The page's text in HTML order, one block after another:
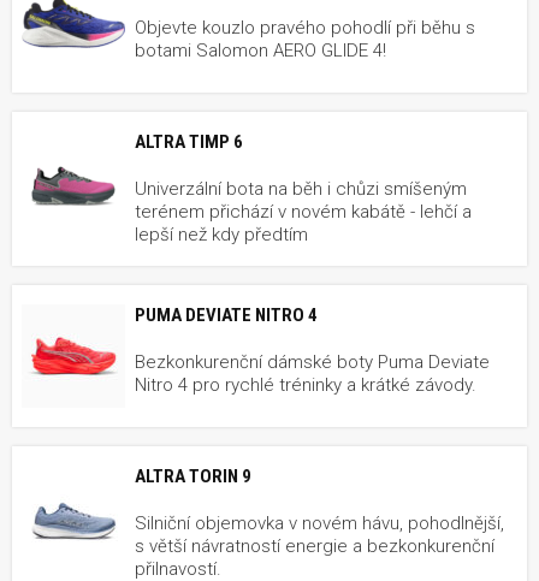
Objevte kouzlo pravého pohodlí při běhu s
botami Salomon AERO GLIDE 4!
ALTRA TIMP 6
Univerzální bota na běh i chůzi smíšeným
terénem přichází v novém kabátě - lehčí a
lepší než kdy předtím
PUMA DEVIATE NITRO 4
Bezkonkurenční dámské boty Puma Deviate
Nitro 4 pro rychlé tréninky a krátké závody.
ALTRA TORIN 9
Silniční objemovka v novém hávu, pohodlnější,
s větší návratností energie a bezkonkurenční
přilnavostí.